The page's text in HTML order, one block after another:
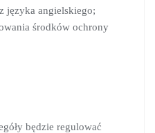
języka angielskiego;
środków ochrony
będzie regulować